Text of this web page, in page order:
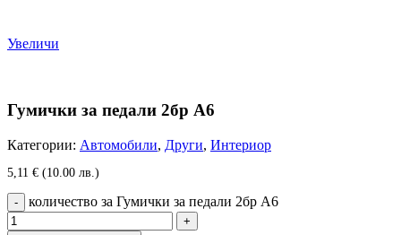
Увеличи
Гумички за педали 2бр А6
Категории: Автомобили, Други, Интериор
5,11 € (10.00 лв.)
количество за Гумички за педали 2бр А6